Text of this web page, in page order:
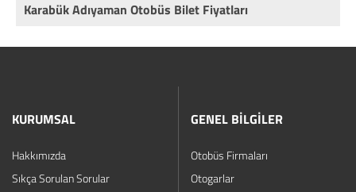
Karabük Adıyaman Otobüs Bilet Fiyatları
KURUMSAL
Hakkımızda
Sıkça Sorulan Sorular
GENEL BİLGİLER
Otobüs Firmaları
Otogarlar